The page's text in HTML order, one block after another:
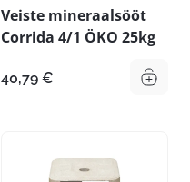
Veiste mineraalsööt
Corrida 4/1 ÖKO 25kg
40,79 €